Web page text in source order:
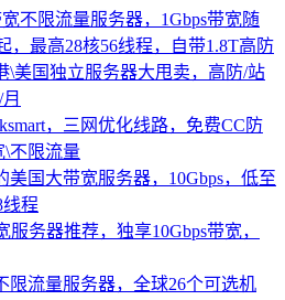
不限流量服务器，1Gbps带宽随
，最高28核56线程，自带1.8T高防
\美国独立服务器大甩卖，高防/站
，三网优化线路，免费CC防
\不限流量
美国大带宽服务器，10Gbps，低至
线程
服务器推荐，独享10Gbps带宽，
限流量服务器，全球26个可选机